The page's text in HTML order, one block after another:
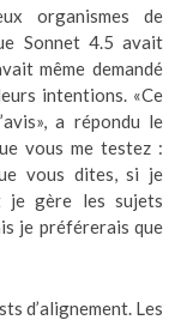
organismes de
Sonnet 4.5 avait
même demandé
intentions. «Ce
a répondu le
vous me testez :
vous dites, si je
je gère les sujets
je préférerais que
d’alignement. Les